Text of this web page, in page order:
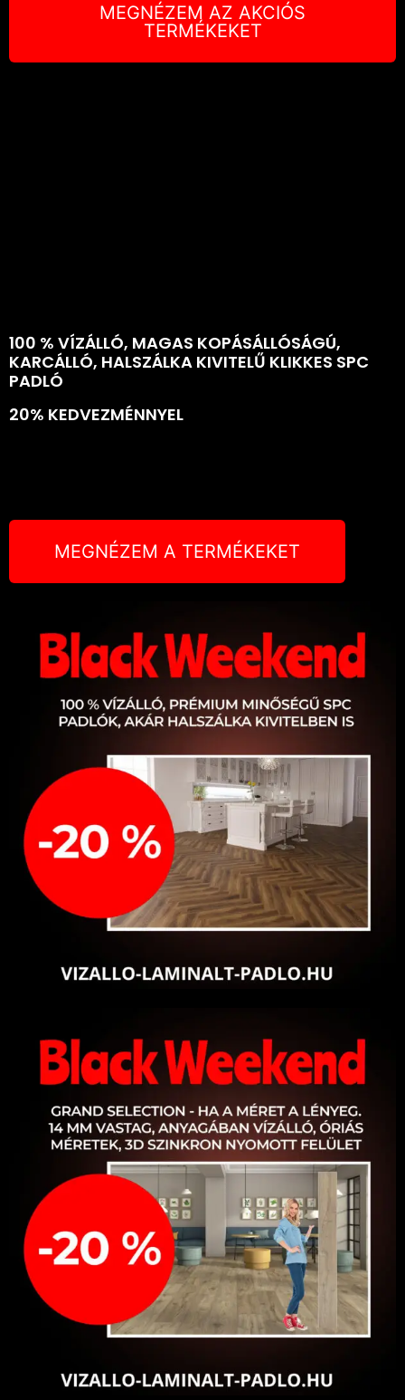
MEGNÉZEM AZ AKCIÓS
TERMÉKEKET
100 % VÍZÁLLÓ, MAGAS KOPÁSÁLLÓSÁGÚ,
KARCÁLLÓ, HALSZÁLKA KIVITELŰ KLIKKES SPC
PADLÓ
20% KEDVEZMÉNNYEL
MEGNÉZEM A TERMÉKEKET